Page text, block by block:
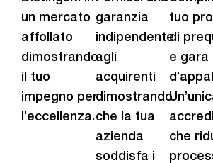
un mercato
affollato
dimostrando
il tuo
impegno per
l’eccellenza.
garanzia
indipendente
agli
acquirenti
dimostrando
che la tua
azienda
soddisfa i
tuo
di
e gara
che